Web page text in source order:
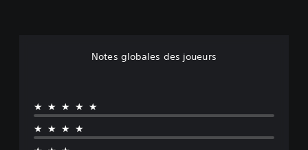
Notes globales des joueurs
★★★★★
★★★★